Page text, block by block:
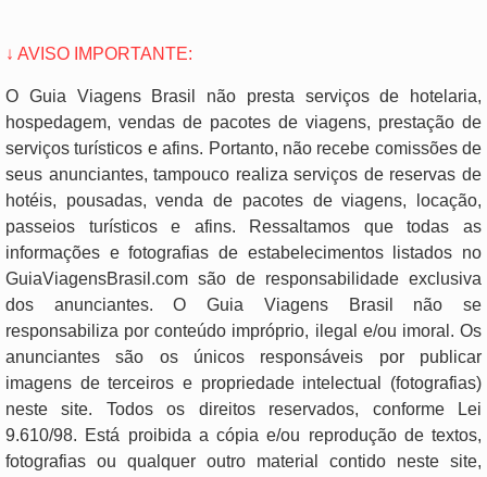
↓ AVISO IMPORTANTE:
O Guia Viagens Brasil não presta serviços de hotelaria,
hospedagem, vendas de pacotes de viagens, prestação de
serviços turísticos e afins. Portanto, não recebe comissões de
seus anunciantes, tampouco realiza serviços de reservas de
hotéis, pousadas, venda de pacotes de viagens, locação,
passeios turísticos e afins. Ressaltamos que todas as
informações e fotografias de estabelecimentos listados no
GuiaViagensBrasil.com são de responsabilidade exclusiva
dos anunciantes. O Guia Viagens Brasil não se
responsabiliza por conteúdo impróprio, ilegal e/ou imoral. Os
anunciantes são os únicos responsáveis por publicar
imagens de terceiros e propriedade intelectual (fotografias)
neste site. Todos os direitos reservados, conforme Lei
9.610/98. Está proibida a cópia e/ou reprodução de textos,
fotografias ou qualquer outro material contido neste site,